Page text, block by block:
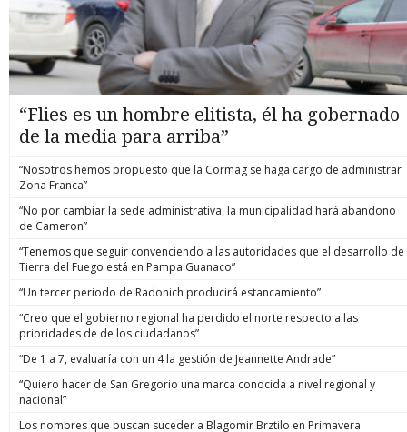
“Flies es un hombre elitista, él ha gobernado
de la media para arriba”
“Nosotros hemos propuesto que la Cormag se haga cargo de administrar
Zona Franca”
“No por cambiar la sede administrativa, la municipalidad hará abandono
de Cameron”
“Tenemos que seguir convenciendo a las autoridades que el desarrollo de
Tierra del Fuego está en Pampa Guanaco”
“Un tercer periodo de Radonich producirá estancamiento”
“Creo que el gobierno regional ha perdido el norte respecto a las
prioridades de de los ciudadanos”
“De 1 a 7, evaluaría con un 4 la gestión de Jeannette Andrade”
“Quiero hacer de San Gregorio una marca conocida a nivel regional y
nacional”
Los nombres que buscan suceder a Blagomir Brztilo en Primavera